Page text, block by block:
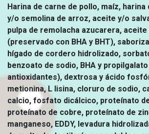
Harina de carne de pollo, maíz,
y/o semolina de arroz, aceite y/o
pulpa de remolacha azucarera, aceite
(preservado con BHA y BHT),
hígado de cordero hidrolizado,
benzoato de sodio, BHA y
antioxidantes), dextrosa y ácido
metionina, L lisina, cloruro de sodio,
calcio, fosfato dicálcico, proteínato
proteínato de cobre, proteínato de
manganeso, EDDY, levadura